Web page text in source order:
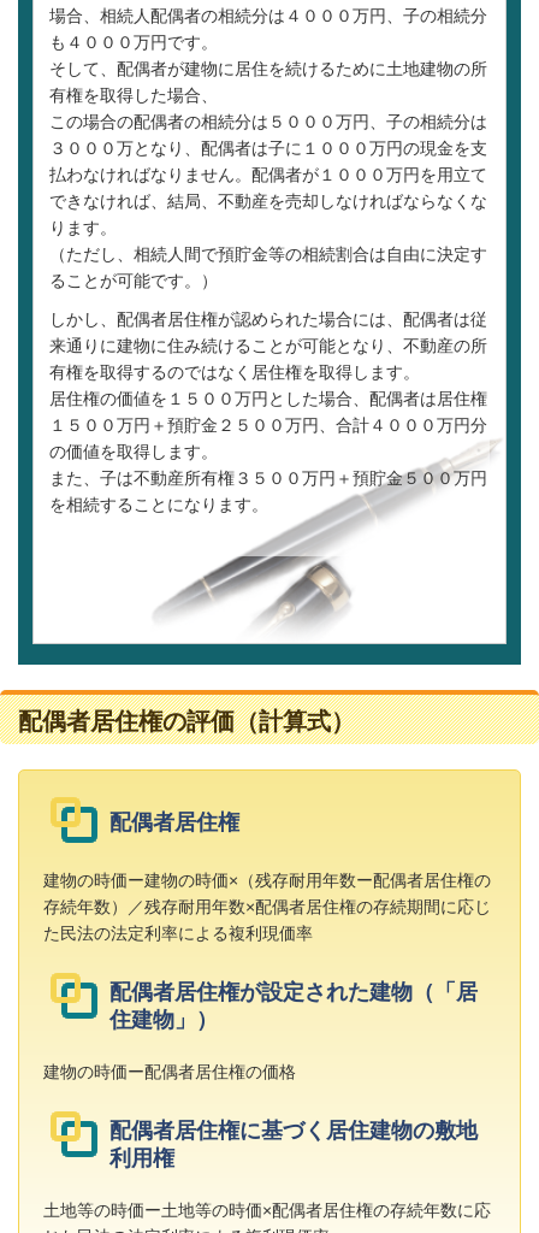
場合、相続人配偶者の相続分は４０００万円、子の相続分
も４０００万円です。
そして、配偶者が建物に居住を続けるために土地建物の所
有権を取得した場合、
この場合の配偶者の相続分は５０００万円、子の相続分は
３０００万となり、配偶者は子に１０００万円の現金を支
払わなければなりません。配偶者が１０００万円を用立て
できなければ、結局、不動産を売却しなければならなくな
ります。
（ただし、相続人間で預貯金等の相続割合は自由に決定す
ることが可能です。）
しかし、配偶者居住権が認められた場合には、配偶者は従
来通りに建物に住み続けることが可能となり、不動産の所
有権を取得するのではなく居住権を取得します。
居住権の価値を１５００万円とした場合、配偶者は居住権
１５００万円＋預貯金２５００万円、合計４０００万円分
の価値を取得します。
また、子は不動産所有権３５００万円＋預貯金５００万円
を相続することになります。
配偶者居住権の評価（計算式）
配偶者居住権
建物の時価ー建物の時価×（残存耐用年数ー配偶者居住権の
存続年数）／残存耐用年数×配偶者居住権の存続期間に応じ
た民法の法定利率による複利現価率
配偶者居住権が設定された建物（「居
住建物」）
建物の時価ー配偶者居住権の価格
配偶者居住権に基づく居住建物の敷地
利用権
土地等の時価ー土地等の時価×配偶者居住権の存続年数に応